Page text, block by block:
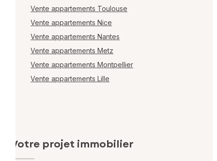
Vente appartements Toulouse
Vente appartements Nice
Vente appartements Nantes
Vente appartements Metz
Vente appartements Montpellier
Vente appartements Lille
Votre projet immobilier